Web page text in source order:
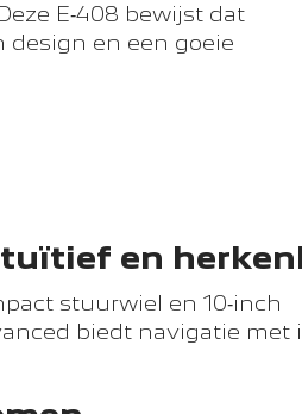
E‑408 bewijst dat
design en een goeie
en
stuurwiel en 10‑inch
biedt navigatie met